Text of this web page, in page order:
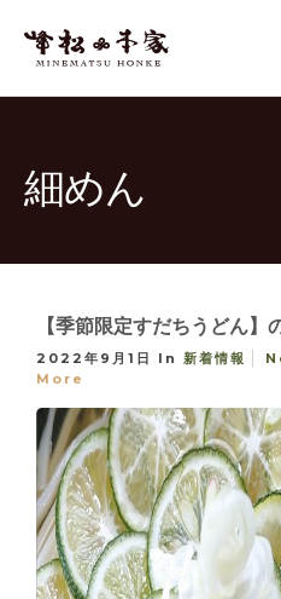
細めん
【季節限定すだちうどん】
2022年9月1日 In 新着情報
More